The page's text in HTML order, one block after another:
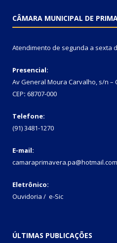
CÂMARA MUNICIPAL DE
Atendimento de segunda a sexta
Presencial:
Av General Moura Carvalho, s/n –
CEP: 68707-000
Telefone:
(91) 3481-1270
E-mail:
camaraprimavera.pa@hotmail.com
Eletrônico:
Ouvidoria / e-Sic
ÚLTIMAS PUBLICAÇÕES